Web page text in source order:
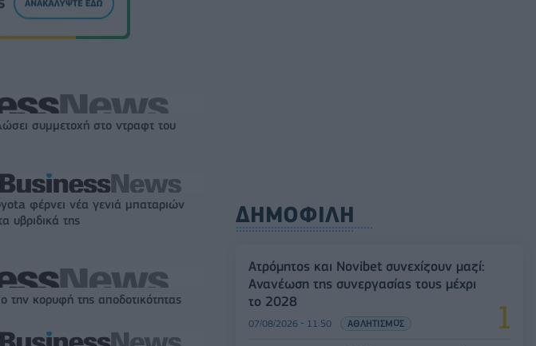
συμμετοχή στο ντραφτ του
φέρνει νέα γενιά μπαταριών
υβριδικά της
κορυφή της αποδοτικότητας
ΔΗΜΟΦΙΛΗ
Ατρόμητος και Novibet συνεχίζουν μαζί:
Ανανέωση της συνεργασίας τους μέχρι
το 2028
07/08/2026 - 11:50 ΑΘΛΗΤΙΣΜΟΣ